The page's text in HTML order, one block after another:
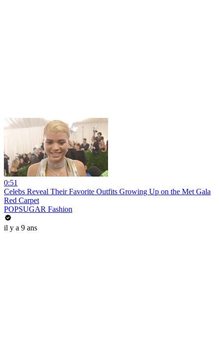
0:51
Celebs Reveal Their Favorite Outfits Growing Up on the Met Gala
Red Carpet
POPSUGAR Fashion
il y a 9 ans